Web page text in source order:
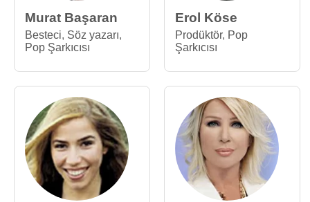
Murat Başaran
Besteci, Söz yazarı,
Pop Şarkıcısı
Erol Köse
Prodüktör, Pop
Şarkıcısı